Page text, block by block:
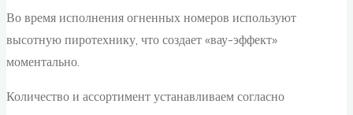
Во время исполнения огненных номеров используют
высотную пиротехнику, что создает «вау-эффект»
моментально.
Количество и ассортимент устанавливаем согласно